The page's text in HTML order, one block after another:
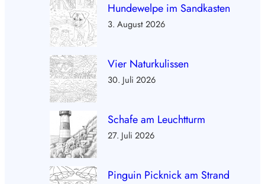
Hundewelpe im Sandkasten
3. August 2026
Vier Naturkulissen
30. Juli 2026
Schafe am Leuchtturm
27. Juli 2026
Pinguin Picknick am Strand